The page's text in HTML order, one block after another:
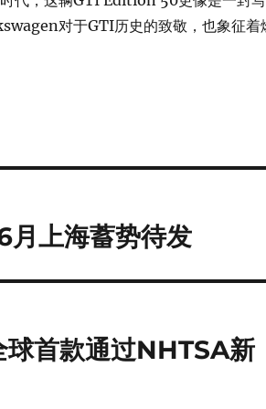
对于GTI历史的致敬，也象征着
上海蓄势待发
首款通过NHTSA新